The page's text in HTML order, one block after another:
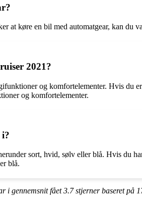
at køre en bil med automatgear, kan
2021?
og komfortelementer. Hvis du
og komfortelementer.
sort, hvid, sølv eller blå. Hvis du
blå.
i gennemsnit fået3.7stjerner baseret på